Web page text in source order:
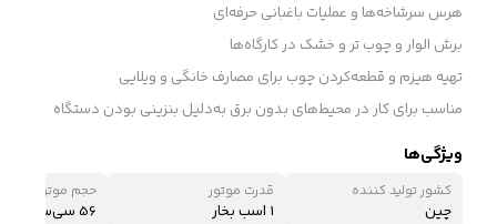
هرس سرشاخه‌ها و عملیات باغبانی حرفه‌ای
برش الوار و چوب تر و خشک در کارگاه‌ها
تهیه هیزم و قطعه‌کردن چوب برای مصارف خانگی و ویلایی
مناسب برای کار در محیط‌های بدون برق به‌دلیل بنزینی بودن دستگاه
ویژگی‌ها
کشور تولید کننده
چین
قدرت موتور
1 اسب بخار
حجم موتور
56 سی‌سی